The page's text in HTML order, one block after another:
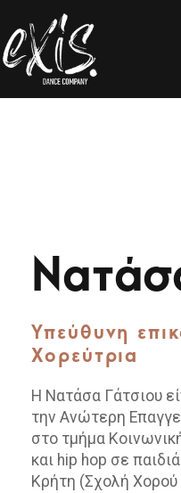
Υπεύθυνη
Χορεύτρια
Η Νατάσα Γάτσιου
την Ανώτερη
στο τμήμα
και hip hop σε
Κρήτη (Σχολή Χορού